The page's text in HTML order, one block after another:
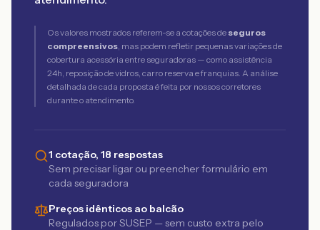
Os valores mostrados referem-se a cotações de seguros
compreensivos, mas podem refletir pequenas variações de
cobertura acessória entre seguradoras — como assistência
24h, reposição de vidros, carro reserva e franquias. A análise
detalhada de cada proposta é feita por nossos corretores
durante o atendimento.
1 cotação, 18 respostas
Sem precisar ligar ou preencher formulário em
cada seguradora
Preços idênticos ao balcão
Regulados por SUSEP — sem custo extra pelo